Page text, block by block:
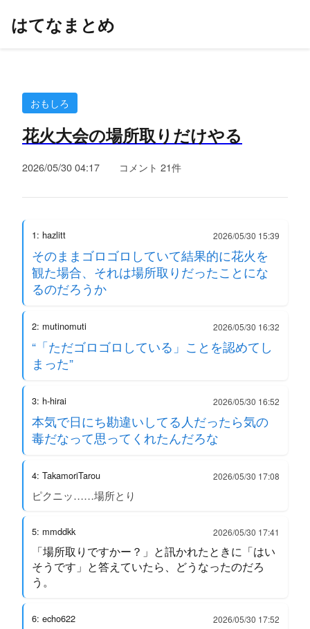
はてなまとめ
おもしろ
花火大会の場所取りだけやる
2026/05/30 04:17 コメント 21件
1: hazlitt 2026/05/30 15:39
そのままゴロゴロしていて結果的に花火を
観た場合、それは場所取りだったことにな
るのだろうか
2: mutinomuti 2026/05/30 16:32
“「ただゴロゴロしている」ことを認めてし
まった”
3: h-hirai 2026/05/30 16:52
本気で日にち勘違いしてる人だったら気の
毒だなって思ってくれたんだろな
4: TakamoriTarou 2026/05/30 17:08
ピクニッ……場所とり
5: mmddkk 2026/05/30 17:41
「場所取りですかー？」と訊かれたときに「はい
そうです」と答えていたら、どうなったのだろ
う。
6: echo622 2026/05/30 17:52